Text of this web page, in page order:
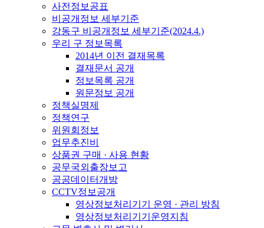
사전정보공표
비공개정보 세부기준
강동구 비공개정보 세부기준(2024.4.)
우리 구 정보목록
2014년 이전 결재목록
결재문서 공개
정보목록 공개
원문정보 공개
정책실명제
정책연구
위원회정보
업무추진비
상품권 구매 · 사용 현황
공무국외출장보고
공공데이터개방
CCTV정보공개
영상정보처리기기 운영 · 관리 방침
영상정보처리기기운영지침